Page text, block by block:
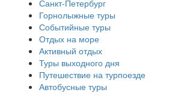
Санкт-Петербург
Горнолыжные туры
Событийные туры
Отдых на море
Активный отдых
Туры выходного дня
Путешествие на турпоезде
Автобусные туры